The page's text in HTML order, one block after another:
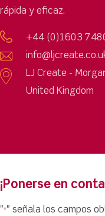
rápida y eficaz.
+44 (0)1603
LJ Create -
United Kingdom
¡Ponerse en
"*" señala los campos